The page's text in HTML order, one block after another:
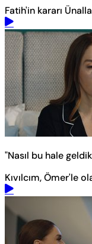
Fatih'in kararı
"Nasıl bu hale
Kıvılcım, Ömer'le